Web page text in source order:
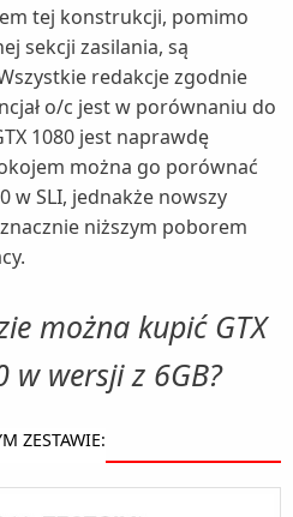
tej konstrukcji, pomimo
sekcji zasilania, są
redakcje zgodnie
o/c jest w porównaniu do
1080 jest naprawdę
można go porównać
w SLI, jednakże nowszy
niższym poborem
można kupić GTX
w wersji z 6GB?
ZESTAWIE: